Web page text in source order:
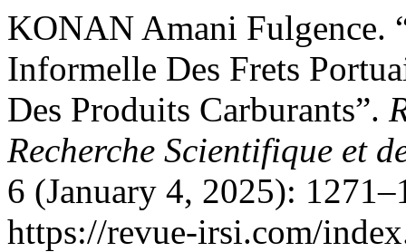
KONAN Amani Fulgence.
Informelle Des Frets
Des Produits Carburants”.
Recherche Scientifique et
6 (January 4, 2025):
https://revue-irsi.com/